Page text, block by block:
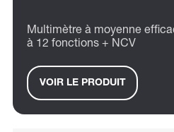
Multimètre à moyenne
à 12 fonctions + NCV
VOIR LE PRODUIT